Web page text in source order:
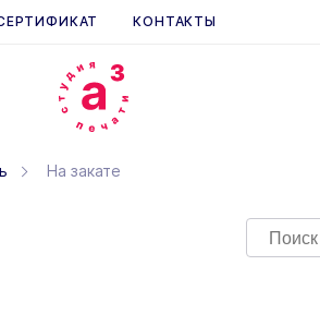
КОНТАКТЫ
На закате